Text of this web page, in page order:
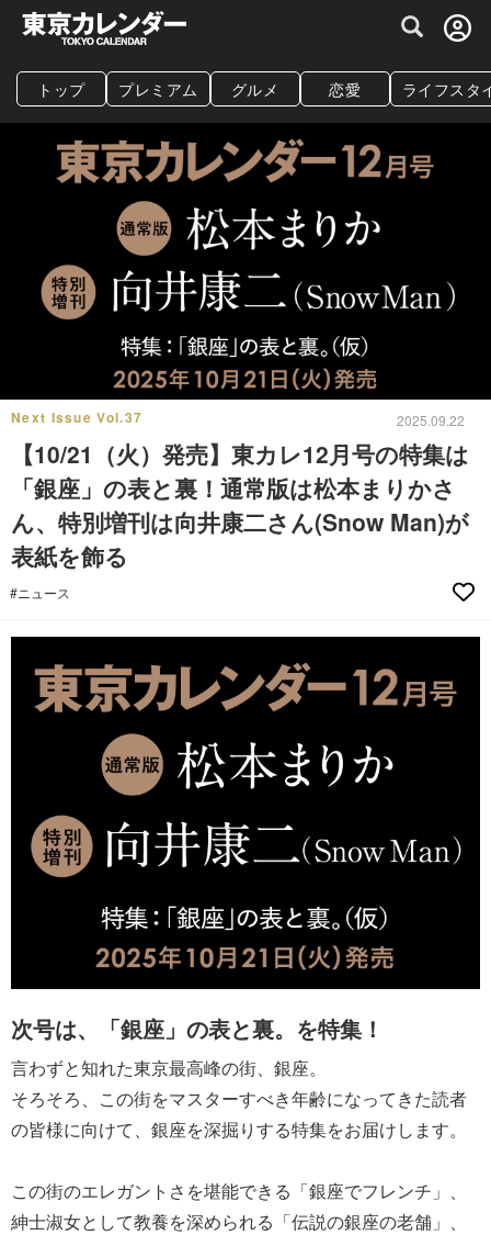
グルメ情報・プレミアムレストラン予約
トップ プレミアム グルメ 恋愛 ライフスタ
Next Issue Vol.37 2025.09.22
【10/21（火）発売】東カレ12月号の特集は
「銀座」の表と裏！通常版は松本まりかさ
ん、特別増刊は向井康二さん(Snow Man)が
表紙を飾る
#ニュース
次号は、「銀座」の表と裏。を特集！
言わずと知れた東京最高峰の街、銀座。
そろそろ、この街をマスターすべき年齢になってきた読者
の皆様に向けて、銀座を深掘りする特集をお届けします。
この街のエレガントさを堪能できる「銀座でフレンチ」、
紳士淑女として教養を深められる「伝説の銀座の老舗」、